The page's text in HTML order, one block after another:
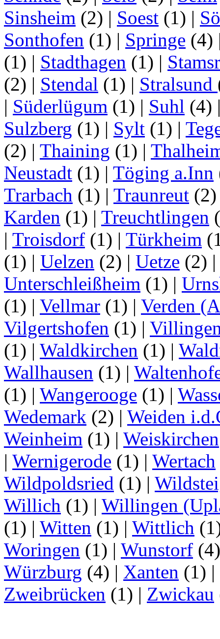
Sinsheim (2) | Soest (1) |
Sonthofen (1) | Springe (4)
(1) | Stadthagen (1) |
(2) | Stendal (1) | Stralsund
| Süderlügum (1) | Suhl (4)
Sulzberg (1) | Sylt (1) |
(2) | Thaining (1) |
Neustadt (1) | Töging a.Inn
Trarbach (1) | Traunreut
Karden (1) | Treuchtlingen
| Troisdorf (1) | Türkheim
(1) | Uelzen (2) | Uetze (2)
Unterschleißheim (1) |
(1) | Vellmar (1) | Verden
Vilgertshofen (1) |
(1) | Waldkirchen (1) |
Wallhausen (1) |
(1) | Wangerooge (1) |
Wedemark (2) | Weiden
Weinheim (1) | Weiskirchen
| Wernigerode (1) | Wertach
Wildpoldsried (1) |
Willich (1) | Willingen
(1) | Witten (1) | Wittlich
Woringen (1) | Wunstorf
Würzburg (4) | Xanten (1) |
Zweibrücken (1) | Zwickau